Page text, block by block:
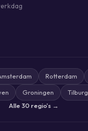
Rotterdam
Groningen Tilburg
Alle 30 regio's →